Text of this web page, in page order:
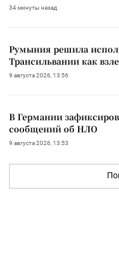
34 минуты назад
Румыния решила
Трансильвании как
9 августа 2026, 13:56
В Германии
сообщений об НЛО
9 августа 2026, 13:53